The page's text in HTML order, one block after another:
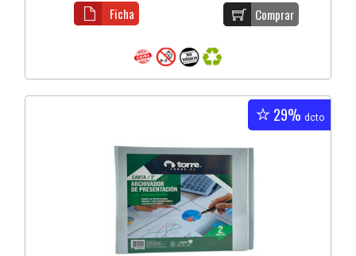
Comprar
Ficha
29% dcto